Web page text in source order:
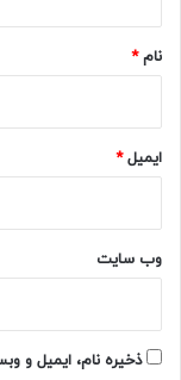
نام*
ایمیل*
وب‌ سایت
ذخیره نام، ایمیل و